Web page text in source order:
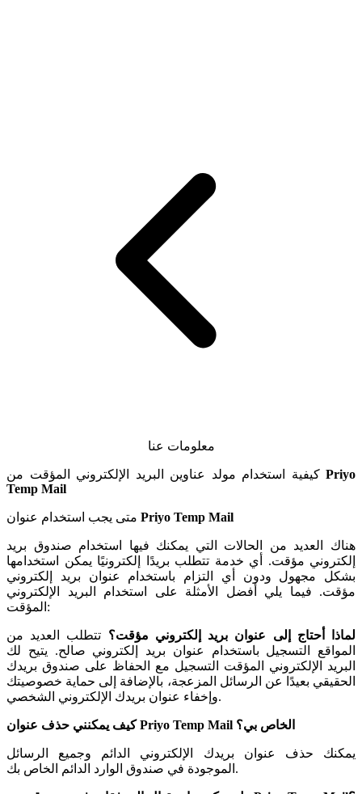
معلومات عنا
كيفية استخدام مولد عناوين البريد الإلكتروني المؤقت من Priyo
Temp Mail
Priyo Temp Mail
هناك العديد من الحالات التي يمكنك فيها استخدام صندوق بريد
إلكتروني مؤقت. أي خدمة تتطلب بريدًا إلكترونيًا يمكن استخدامها
بشكل مجهول ودون أي التزام باستخدام عنوان بريد إلكتروني
مؤقت. فيما يلي أفضل الأمثلة على استخدام البريد الإلكتروني
المؤقت:
لماذا أحتاج إلى عنوان بريد إلكتروني مؤقت؟ تتطلب العديد من
المواقع التسجيل باستخدام عنوان بريد إلكتروني صالح. يتيح لك
البريد الإلكتروني المؤقت التسجيل مع الحفاظ على صندوق بريدك
الحقيقي بعيدًا عن الرسائل المزعجة، بالإضافة إلى حماية خصوصيتك
وإخفاء عنوان بريدك الإلكتروني الشخصي .
كيف يمكنني حذف عنوانPriyo Temp Mail الخاص بي؟
يمكنك حذف عنوان بريدك الإلكتروني الدائم وجميع الرسائل
الموجودة في صندوق الوارد الدائم الخاص بك.